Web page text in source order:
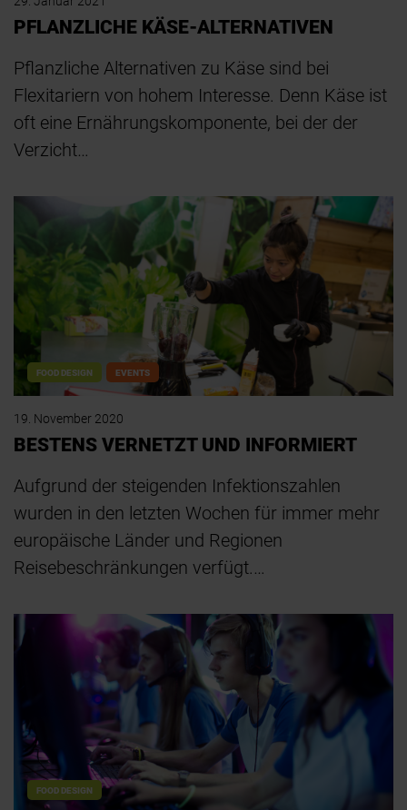
PFLANZLICHE KÄSE-ALTERNATIVEN
Pflanzliche Alternativen zu Käse sind bei
Flexitariern von hohem Interesse. Denn Käse ist
oft eine Ernährungskomponente, bei der der
Verzicht…
FOOD DESIGN EVENTS
19. November 2020
BESTENS VERNETZT UND INFORMIERT
Aufgrund der steigenden Infektionszahlen
wurden in den letzten Wochen für immer mehr
europäische Länder und Regionen
Reisebeschränkungen verfügt.…
FOOD DESIGN